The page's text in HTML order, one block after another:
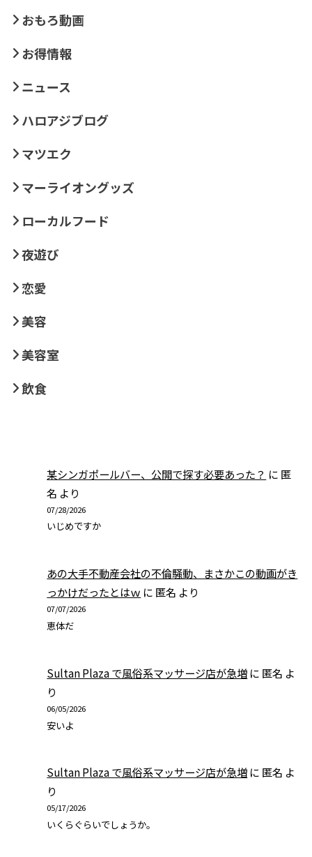
おもろ動画
お得情報
ニュース
ハロアジブログ
マツエク
マーライオングッズ
ローカルフード
夜遊び
恋愛
美容
美容室
飲食
某シンガポールバー、公開で探す必要あった？ に 匿
名 より
07/28/2026
いじめですか
あの大手不動産会社の不倫騒動、まさかこの動画がき
っかけだったとはｗ に 匿名 より
07/07/2026
恵体だ
Sultan Plaza で風俗系マッサージ店が急増 に 匿名 よ
り
06/05/2026
安いよ
Sultan Plaza で風俗系マッサージ店が急増 に 匿名 よ
り
05/17/2026
いくらぐらいでしょうか。